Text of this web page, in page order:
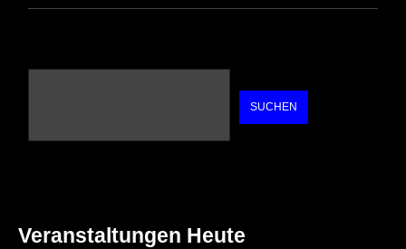
SUCHEN
Veranstaltungen Heute